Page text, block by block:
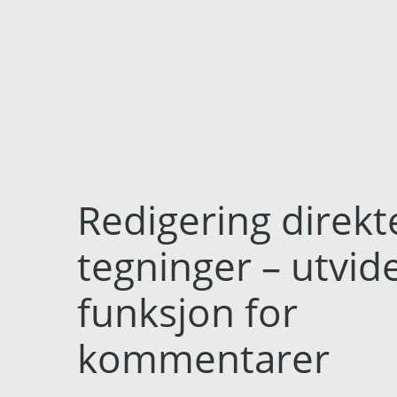
Redigering
tegninger –
funksjon for
kommentarer